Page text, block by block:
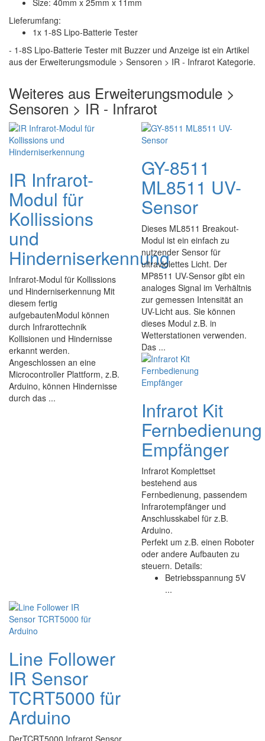
Size: 40mm x 25mm x 11mm
Lieferumfang:
1x 1-8S Lipo-Batterie Tester
- 1-8S Lipo-Batterie Tester mit Buzzer und Anzeige ist ein Artikel
aus der Erweiterungsmodule > Sensoren > IR - Infrarot Kategorie.
Weiteres aus Erweiterungsmodule >
Sensoren > IR - Infrarot
IR Infrarot-
Modul für
Kollissions
und
Hinderniserkennung
Infrarot-Modul für Kollissions
und Hinderniserkennung Mit
diesem fertig
aufgebautenModul können
durch Infrarottechnik
Kollisionen und Hindernisse
erkannt werden.
Angeschlossen an eine
Microcontroller Plattform, z.B.
Arduino, können Hindernisse
durch das ...
GY-8511
ML8511 UV-
Sensor
Dieses ML8511 Breakout-
Modul ist ein einfach zu
nutzender Sensor für
ultraviolettes Licht. Der
MP8511 UV-Sensor gibt ein
analoges Signal im Verhältnis
zur gemessen Intensität an
UV-Licht aus. Sie können
dieses Modul z.B. in
Wetterstationen verwenden.
Das ...
Infrarot Kit
Fernbedienung
Empfänger
Infrarot Komplettset
bestehend aus
Fernbedienung, passendem
Infrarotempfänger und
Anschlusskabel für z.B.
Arduino.
Perfekt um z.B. einen Roboter
oder andere Aufbauten zu
steuern. Details:
Betriebsspannung 5V
...
Line Follower
IR Sensor
TCRT5000 für
Arduino
DerTCRT5000 Infrarot Sensor